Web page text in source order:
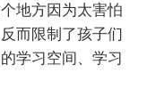
地方因为太害怕
而限制了孩子们
学习空间、学习